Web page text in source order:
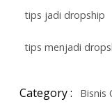
tips jadi dropship
tips menjadi
Category : Bisnis